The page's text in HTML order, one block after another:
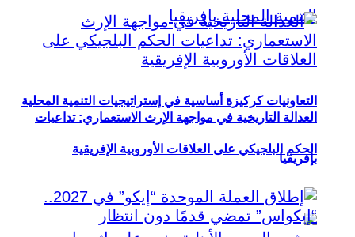
التعاونيات كركيزة أساسية في إستراتيجيات التنمية المحلية
بإفريقيا
العدالة التاريخية في مواجهة الإرث الاستعماري: تداعيات
الحكم البلجيكي على العلاقات الأوروبية الإفريقية